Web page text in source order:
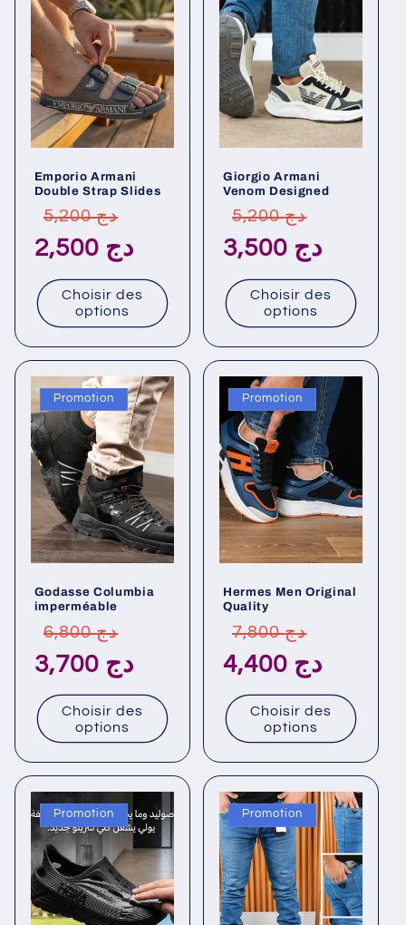
Emporio Armani
Double Strap Slides
Prix
habituel
5,200 دج
promotionnel2,500 دج
Choisir des
options
Giorgio Armani
Venom Designed
Prix
habituel
5,200 دج
3,500 دج
Choisir des
options
Promotion
Godasse Columbia
imperméable
Prix
habituel
6,800 دج
promotionnel3,700 دج
Choisir des
options
Promotion
Hermes Men Original
Quality
Prix
habituel
7,800 دج
4,400 دج
Choisir des
options
Promotion Promotion